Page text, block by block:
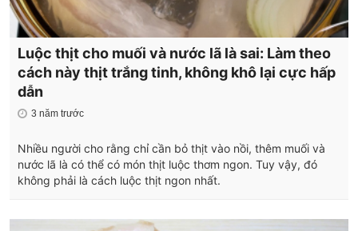
Luộc thịt cho muối và nước lã là sai: Làm theo
cách này thịt trắng tinh, không khô lại cực hấp
dẫn
3 năm trước
Nhiều người cho rằng chỉ cần bỏ thịt vào nồi, thêm muối và
nước lã là có thể có món thịt luộc thơm ngon. Tuy vậy, đó
không phải là cách luộc thịt ngon nhất.